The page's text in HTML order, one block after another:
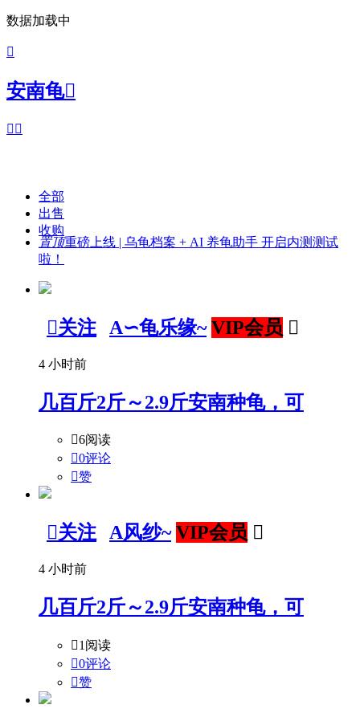
数据加载中

安南龟
 
全部
出售
收购
置顶重磅上线 | 乌龟档案 + AI 养龟助手 开启内测测试
啦！
关注 A∽龟乐缘~ VIP会员 
4 小时前
几百斤2斤～2.9斤安南种龟，可
6阅读
0评论
赞
关注 A风纱~ VIP会员 
4 小时前
几百斤2斤～2.9斤安南种龟，可
1阅读
0评论
赞